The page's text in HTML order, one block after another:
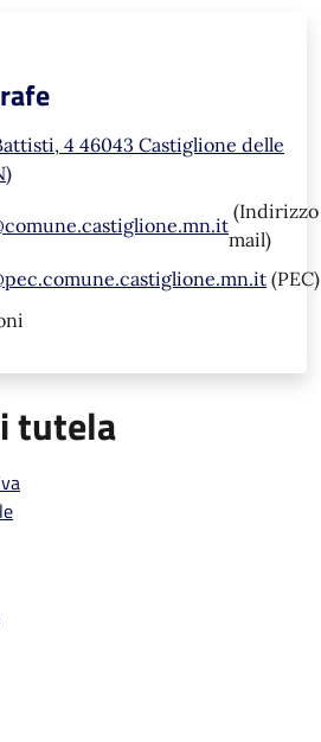
4 46043 Castiglione delle
(Indirizzo
mail)
(PEC)
tutela